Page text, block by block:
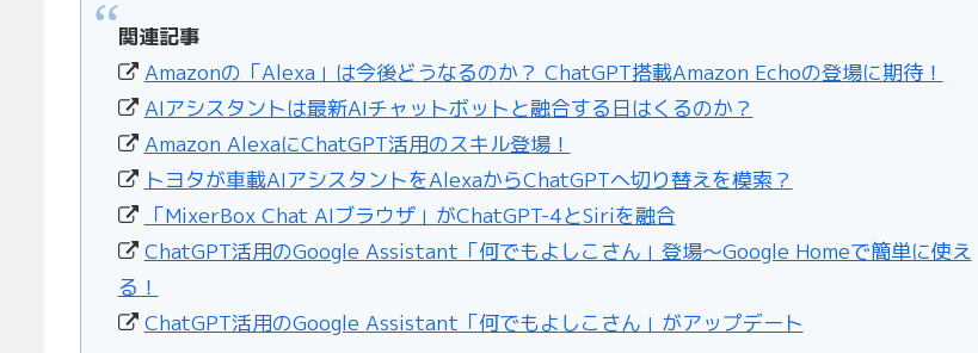
関連記事
Amazonの「Alexa」は今後どうなるのか？ ChatGPT搭載Amazon Echoの登場に期待！
AIアシスタントは最新AIチャットボットと融合する日はくるのか？
Amazon AlexaにChatGPT活用のスキル登場！
トヨタが車載AIアシスタントをAlexaからChatGPTへ切り替えを模索？
「MixerBox Chat AIブラウザ」がChatGPT-4とSiriを融合
ChatGPT活用のGoogle Assistant「何でもよしこさん」登場〜Google Homeで簡単に使え
る！
ChatGPT活用のGoogle Assistant「何でもよしこさん」がアップデート